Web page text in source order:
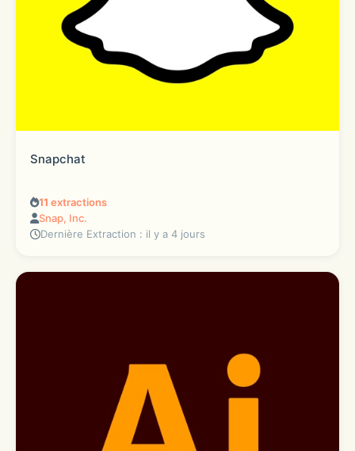
Snapchat
11 extractions
Snap, Inc.
Dernière Extraction : il y a 4 jours